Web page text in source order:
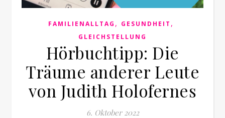
FAMILIENALLTAG , GESUNDHEIT ,
GLEICHSTELLUNG
Hörbuchtipp: Die
Träume anderer Leute
von Judith Holofernes
6. Oktober 2022